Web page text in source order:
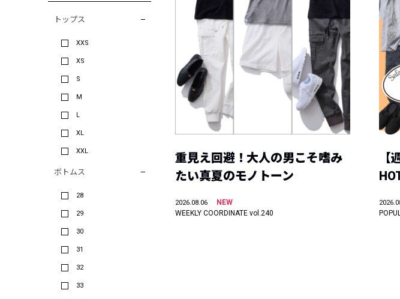
トップス
XXS
XS
S
M
L
XL
XXL
ボトムス
28
29
30
31
32
33
重見え回避！大人の男こそ嗜み
たい真夏のモノトーン
2026.08.06
NEW
WEEKLY COORDINATE vol.240